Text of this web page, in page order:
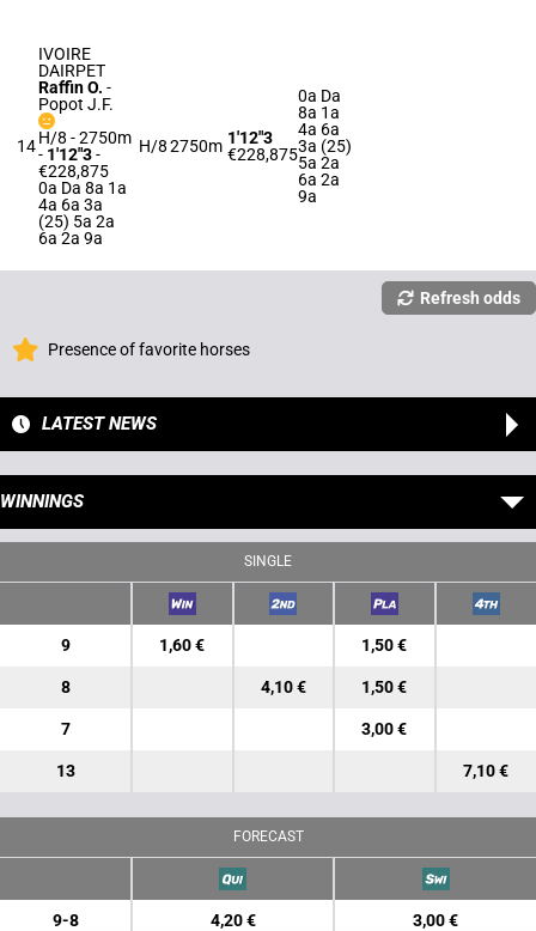
14
IVOIRE
DAIRPET
Raffin O. -
Popot J.F.
H/8 - 2750m
- 1'12"3-
€228,875
0a Da 8a 1a
4a 6a 3a
(25) 5a 2a
6a 2a 9a
H/82750m 1'12"3
€228,875
0a Da
8a 1a
4a 6a
3a (25)
5a 2a
6a 2a
9a
Refresh odds
Presence of favorite horses
LATEST NEWS
WINNINGS
SINGLE
9 1,60 € 1,50 €
8 4,10 € 1,50 €
7 3,00 €
13 7,10 €
FORECAST
9-8 4,20 € 3,00 €